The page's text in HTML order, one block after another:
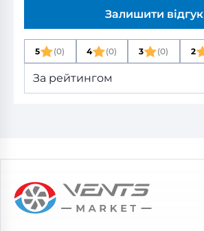
Залишити відгук
5 (0) 4 (0) 3 (0) 2
За рейтингом